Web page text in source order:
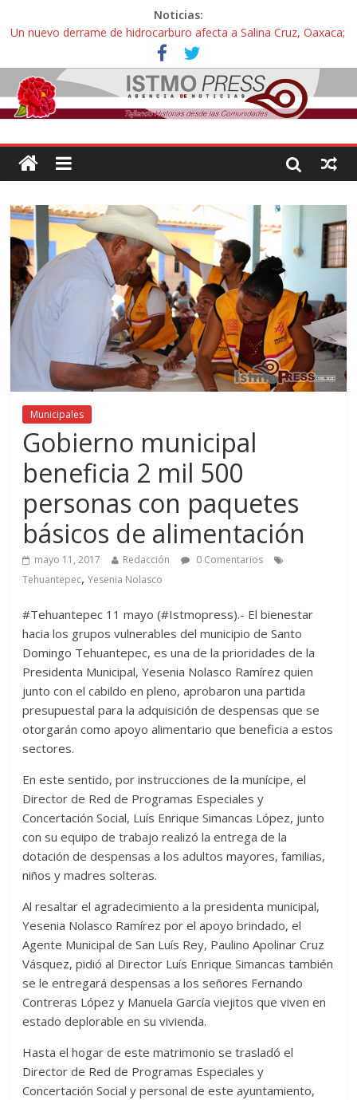
Noticias:
Un nuevo derrame de hidrocarburo afecta a Salina Cruz, Oaxaca;
ahora pescadores de Salinas del Marqués denuncian daños de
Pemex
Ángel, el joven autista expulsado por la Universidad Bienestar de
Ixtepec, Oaxaca vuelve a las aulas tras amparo
Familiares de periodista Alejandro Leyva se reúnen con titular de
intelectuales de su asesinato
Alertan pescadores de Juchitán, Oaxaca de nuevo despojo de su
Pescadores y comuneros ikoots detienen la extracción ilegal de
material pétreo de gravera Oyamel
Municipales
Gobierno municipal
beneficia 2 mil 500
personas con paquetes
básicos de alimentación
mayo 11, 2017 Redacción
0 Comentarios
Tehuantepec,Yesenia Nolasco
#Tehuantepec 11 mayo (#Istmopress).- El bienestar
hacia los grupos vulnerables del municipio de Santo
Domingo Tehuantepec, es una de la prioridades de la
Presidenta Municipal, Yesenia Nolasco Ramírez quien
junto con el cabildo en pleno, aprobaron una partida
presupuestal para la adquisición de despensas que se
otorgarán como apoyo alimentario que beneficia a estos
sectores.
En este sentido, por instrucciones de la munícipe, el
Director de Red de Programas Especiales y
Concertación Social, Luís Enrique Simancas López, junto
con su equipo de trabajo realizó la entrega de la
dotación de despensas a los adultos mayores, familias,
niños y madres solteras.
Al resaltar el agradecimiento a la presidenta municipal,
Yesenia Nolasco Ramírez por el apoyo brindado, el
Agente Municipal de San Luís Rey, Paulino Apolinar Cruz
Vásquez, pidió al Director Luís Enrique Simancas también
se le entregará despensas a los señores Fernando
Contreras López y Manuela García viejitos que viven en
estado deplorable en su vivienda.
Hasta el hogar de este matrimonio se trasladó el
Director de Red de Programas Especiales y
Concertación Social y personal de este ayuntamiento,